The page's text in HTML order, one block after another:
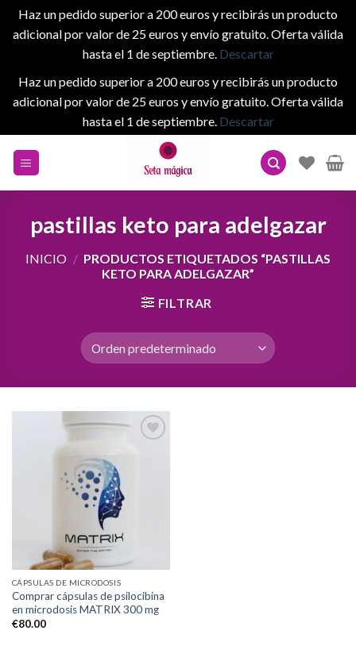
Haz un pedido superior a 200 euros y recibirás un producto
adicional por valor de 25 euros y envío gratuito. Oferta válida
hasta el 1 de septiembre. Descartar
Haz un pedido superior a 200 euros y recibirás un producto
adicional por valor de 25 euros y envío gratuito. Oferta válida
hasta el 1 de septiembre. Descartar
pastillas keto para adelgazar
INICIO / PRODUCTOS ETIQUETADOS “PASTILLAS
KETO PARA ADELGAZAR”
FILTRAR
CÁPSULAS DE MICRODOSIS
Comprar cápsulas de psilocibina
en microdosis MATRIX 300 mg
€80.00